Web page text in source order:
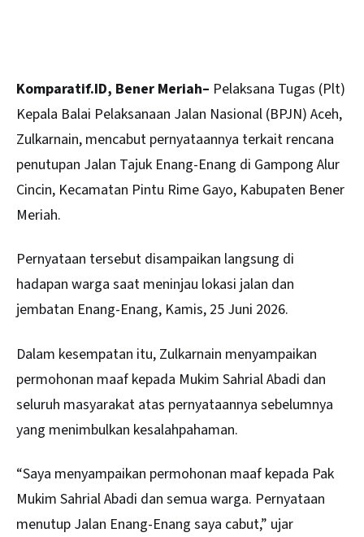
Komparatif.ID, Bener Meriah– Pelaksana Tugas (Plt)
Kepala Balai Pelaksanaan Jalan Nasional (BPJN) Aceh,
Zulkarnain, mencabut pernyataannya terkait rencana
penutupan Jalan Tajuk Enang-Enang di Gampong Alur
Cincin, Kecamatan Pintu Rime Gayo, Kabupaten Bener
Meriah.
Pernyataan tersebut disampaikan langsung di
hadapan warga saat meninjau lokasi jalan dan
jembatan Enang-Enang, Kamis, 25 Juni 2026.
Dalam kesempatan itu, Zulkarnain menyampaikan
permohonan maaf kepada Mukim Sahrial Abadi dan
seluruh masyarakat atas pernyataannya sebelumnya
yang menimbulkan kesalahpahaman.
“Saya menyampaikan permohonan maaf kepada Pak
Mukim Sahrial Abadi dan semua warga. Pernyataan
menutup Jalan Enang-Enang saya cabut,” ujar